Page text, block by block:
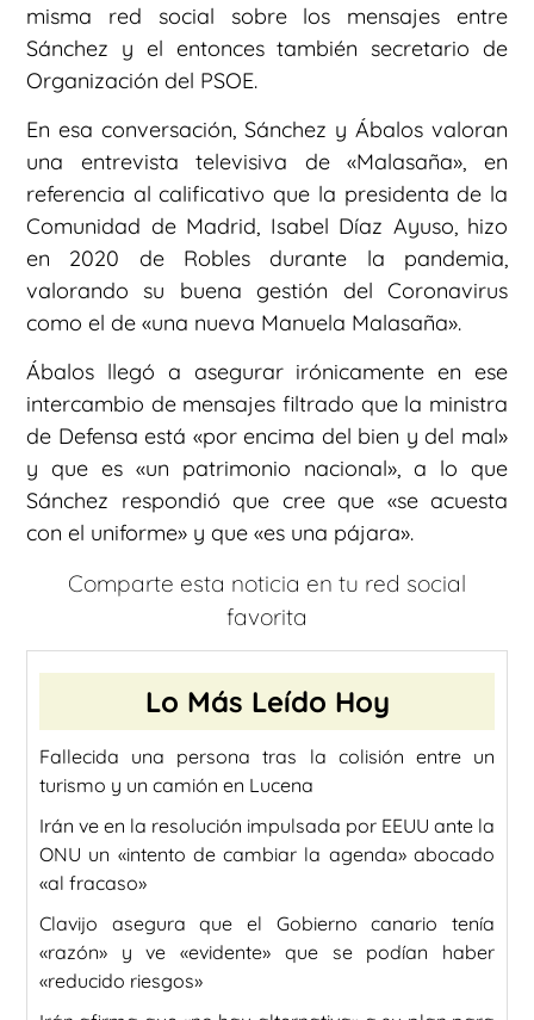
misma red social sobre los mensajes entre
Sánchez y el entonces también secretario de
Organización del PSOE.
En esa conversación, Sánchez y Ábalos valoran
una entrevista televisiva de «Malasaña», en
referencia al calificativo que la presidenta de la
Comunidad de Madrid, Isabel Díaz Ayuso, hizo
en 2020 de Robles durante la pandemia,
valorando su buena gestión del Coronavirus
como el de «una nueva Manuela Malasaña».
Ábalos llegó a asegurar irónicamente en ese
intercambio de mensajes filtrado que la ministra
de Defensa está «por encima del bien y del mal»
y que es «un patrimonio nacional», a lo que
Sánchez respondió que cree que «se acuesta
con el uniforme» y que «es una pájara».
Comparte esta noticia en tu red social
favorita
Lo Más Leído Hoy
Fallecida una persona tras la colisión entre un
turismo y un camión en Lucena
Irán ve en la resolución impulsada por EEUU ante la
ONU un «intento de cambiar la agenda» abocado
«al fracaso»
Clavijo asegura que el Gobierno canario tenía
«razón» y ve «evidente» que se podían haber
«reducido riesgos»